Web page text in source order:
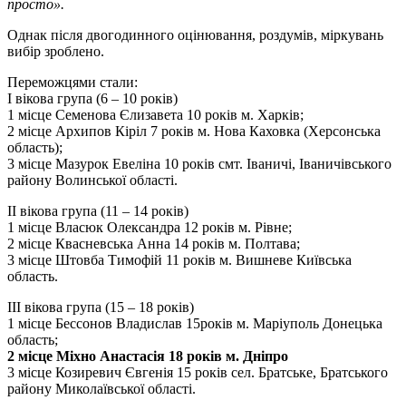
просто».
Однак після двогодинного оцінювання, роздумів, міркувань
вибір зроблено.
Переможцями стали:
І вікова група (6 – 10 років)
1 місце Семенова Єлизавета 10 років м. Харків;
2 місце Архипов Кіріл 7 років м. Нова Каховка (Херсонська
область);
3 місце Мазурок Евеліна 10 років смт. Іваничі, Іваничівського
району Волинської області.
ІІ вікова група (11 – 14 років)
1 місце Власюк Олександра 12 років м. Рівне;
2 місце Квасневська Анна 14 років м. Полтава;
3 місце Штовба Тимофій 11 років м. Вишневе Київська
область.
ІІІ вікова група (15 – 18 років)
1 місце Бессонов Владислав 15років м. Маріуполь Донецька
область;
2 місце Міхно Анастасія 18 років м. Дніпро
3 місце Козиревич Євгенія 15 років сел. Братське, Братського
району Миколаївської області.